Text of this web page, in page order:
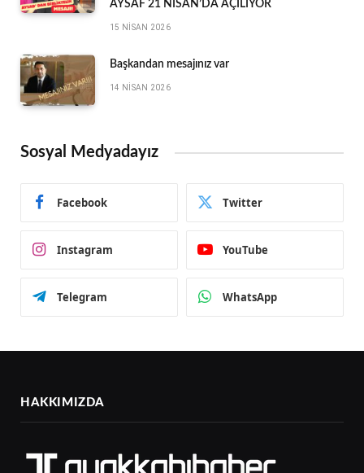
AYSAF 21 NİSAN’DA AÇILIYOR
15 NISAN 2026
Başkandan mesajınız var
14 NISAN 2026
Sosyal Medyadayız
Facebook Twitter
Instagram YouTube
Telegram WhatsApp
HAKKIMIZDA